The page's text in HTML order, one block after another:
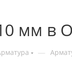
мм в
—